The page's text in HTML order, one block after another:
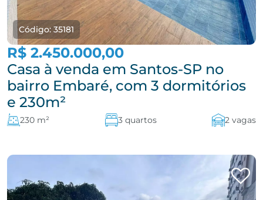
Código: 35181
R$ 2.450.000,00
Casa à venda em Santos-SP no
bairro Embaré, com 3 dormitórios
e 230m²
230 m² 3 quartos 2 vagas